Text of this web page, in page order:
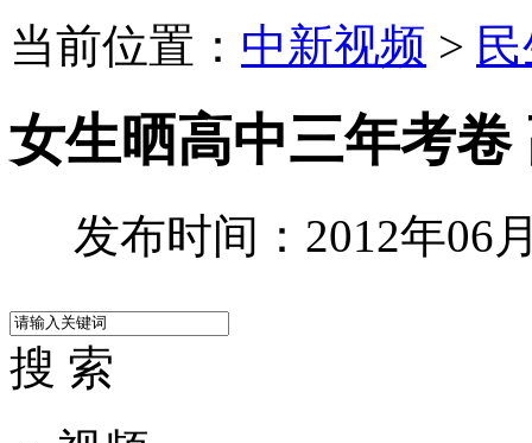
当前位置： 中新视频 >
女生晒高中三年考卷
发布时间：2012年06
搜 索